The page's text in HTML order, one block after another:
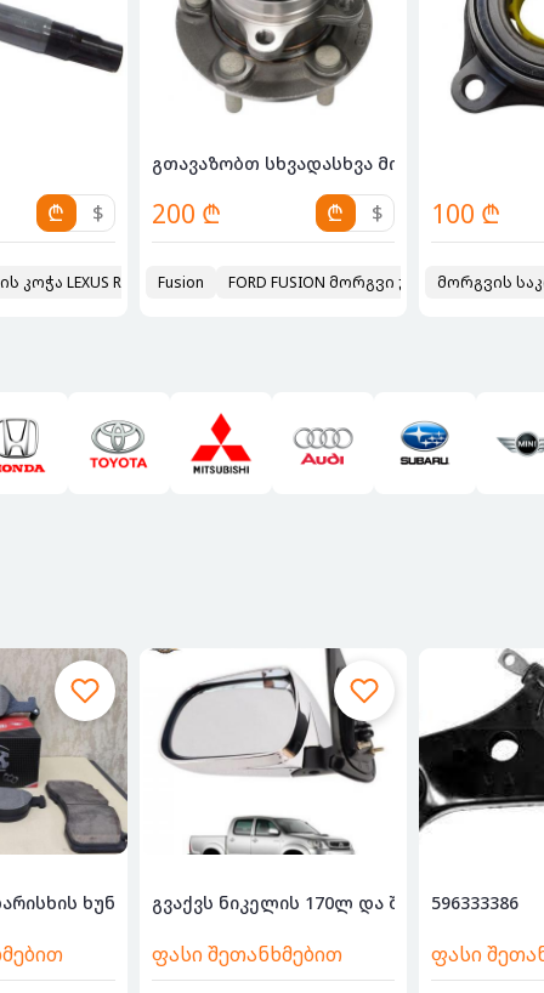
₾ $
კოჭა LEXUS RX400H 2020
გთავაზობთ სხვადასხვა მოდელებზე
200 ₾ ₾ $
Fusion FORD FUSION მორგვი უკანა 2023
100 ₾
მორგვის
ასე... ხუნდები (კალოდკები) ნების...
გვაქვს ნიკელის 170ლ და შავი 140ლ
ფასი შეთანხმებით
596333386
ფასი